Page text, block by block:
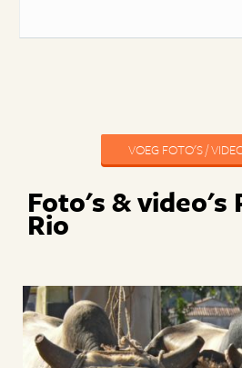
VOEG FOTO'S /
Foto's & video's
Rio